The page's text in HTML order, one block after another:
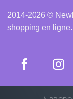
2014-2026 ©
shopping en